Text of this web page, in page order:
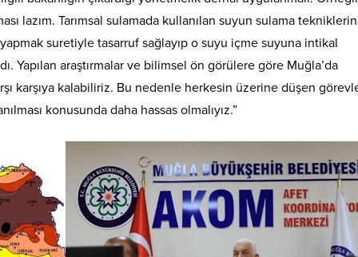
lazım. Tarımsal sulamada kullanılan suyun sulama
suretiyle tasarruf sağlayıp o suyu içme suyuna intikal
Yapılan araştırmalar ve bilimsel ön görülere göre Muğla’da
karşıya kalabiliriz. Bu nedenle herkesin üzerine düşen
konusunda daha hassas olmalıyız.”